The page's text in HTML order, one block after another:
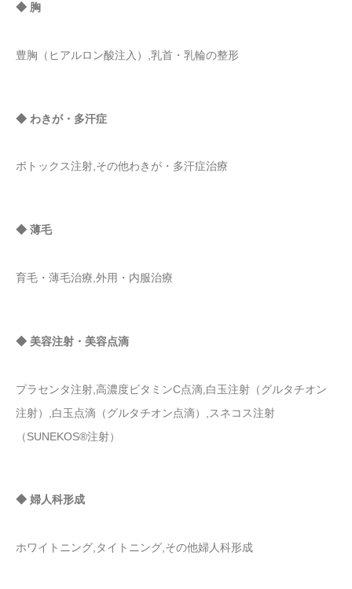
◆ 胸
豊胸（ヒアルロン酸注入）,乳首・乳輪の整形
◆ わきが・多汗症
ボトックス注射,その他わきが・多汗症治療
◆ 薄毛
育毛・薄毛治療,外用・内服治療
◆ 美容注射・美容点滴
プラセンタ注射,高濃度ビタミンC点滴,白玉注射（グルタチオン
注射）,白玉点滴（グルタチオン点滴）,スネコス注射
（SUNEKOS®注射）
◆ 婦人科形成
ホワイトニング,タイトニング,その他婦人科形成